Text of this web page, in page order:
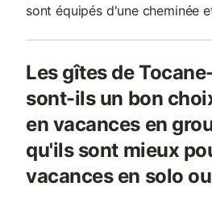
sont équipés d'une cheminée
Les gîtes de
sont-ils un bon
en vacances en
qu'ils sont mieux
vacances en solo